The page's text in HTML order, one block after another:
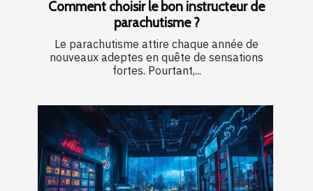
Comment choisir le bon instructeur de
parachutisme ?
Le parachutisme attire chaque année de
nouveaux adeptes en quête de sensations
fortes. Pourtant,...